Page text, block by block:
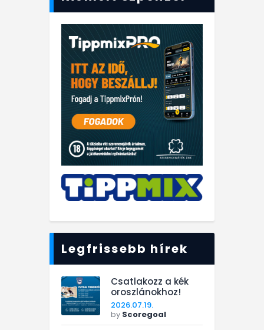
Legfrissebb hírek
Csatlakozz a kék
oroszlánokhoz!
2026.07.19.
by Scoregoal